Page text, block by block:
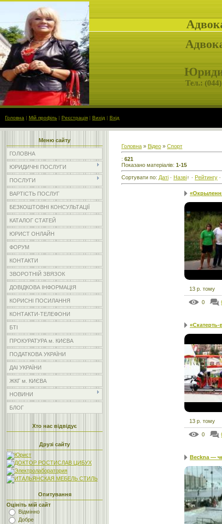
Тел.: (
Головна | Мій профіль | Реєстрація | Вихід | Вхід
Меню сайту
ГОЛОВНА
ЮРИДИЧНІ ПОСЛУГИ
ПОСЛУГИ
ВАРТІСТЬ ПОСЛУГ
БЕЗКОШТОВНІ КОНСУЛЬТАЦІЇ
КАТАЛОГ СТАТЕЙ
ЮРИСТ ОНЛАЙН
ФОРУМ
КОНТАКТИ
ЗВОРОТНІЙ ЗВЯЗОК
ДОВІДКОВА ІНФОРМАЦІЯ
КОРИСНІ ПОСИЛАННЯ
КОНТАКТИ-ТЕЛЕФОНИ
БТІ
ПРОКУРАТУРА м. КИЄВА
ПОДАТКОВА УКРАЇНИ
ДАІ УКРАЇНИ
ЖКГ м. КИЄВА
НОВИНИ
БЛОГ
Хто нас відвідує
Друзі сайту
Опитування
Оцініть мій сайт
Відмінно
Добре
Головна » Відео » Спорт
: 621
Показано матеріалів: 1-15
Сортувати по: Даті · Назві↑ · Рейтингу ·
13 р. тому
0
13 р. тому
0
Beckna —